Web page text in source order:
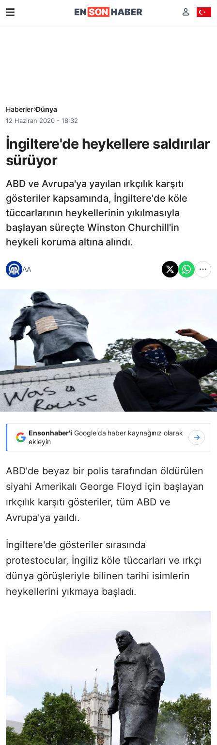
Haberler Dünya
12 Haziran 2020 - 18:32
İngiltere'de heykellere saldırılar
sürüyor
ABD ve Avrupa'ya yayılan ırkçılık karşıtı
gösteriler kapsamında, İngiltere'de köle
tüccarlarının heykellerinin yıkılmasıyla
başlayan süreçte Winston Churchill'in
heykeli koruma altına alındı.
AA
Ensonhaber'i Google'da haber kaynağınız olarak
ekleyin
ABD'de beyaz bir polis tarafından öldürülen
siyahi Amerikalı George Floyd için başlayan
ırkçılık karşıtı gösteriler, tüm ABD ve
Avrupa'ya yaıldı.
İngiltere'de gösteriler sırasında
protestocular, İngiliz köle tüccarları ve ırkçı
dünya görüşleriyle bilinen tarihi isimlerin
heykellerini yıkmaya başladı.